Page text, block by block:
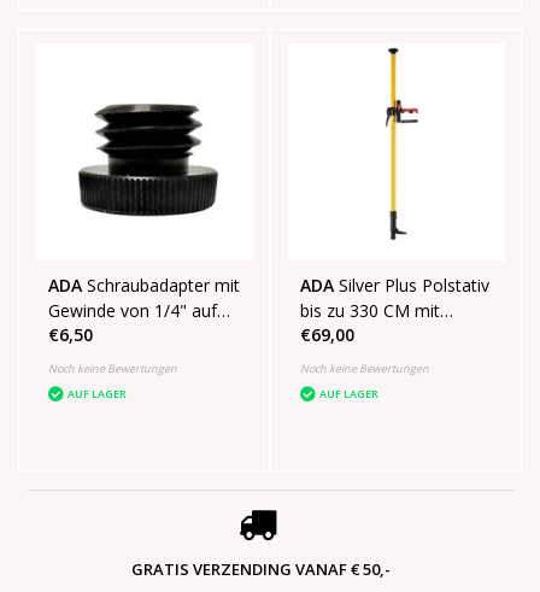
ADA Schraubadapter mit
Gewinde von 1/4" auf
5/8"
€6,50
Noch keine Bewertungen
AUF LAGER
ADA Silver Plus Polstativ
bis zu 330 CM mit
magnetisch
abnehmbarem Lift
€69,00
Noch keine Bewertungen
AUF LAGER
GRATIS VERZENDING VANAF € 50,-